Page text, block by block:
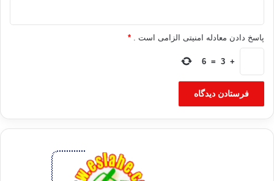
پاسخ دادن معادله امنیتی الزامی است . *
+
3
=
6